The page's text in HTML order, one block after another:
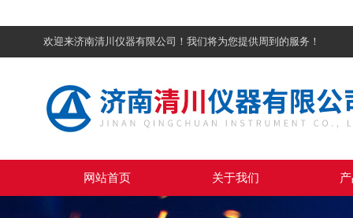
欢迎来济南清川仪器有限公司！我们将为您提供周到的服务！
网站首页 关于我们